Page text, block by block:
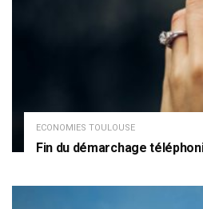
ECONOMIES TOULOUSE
Fin du démarchage